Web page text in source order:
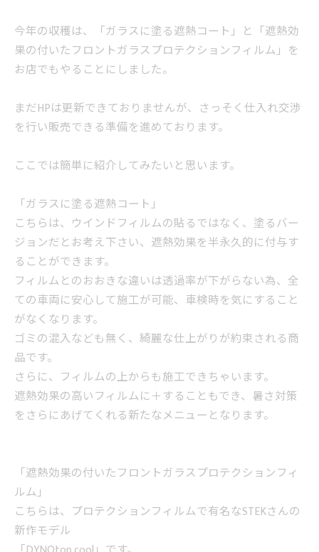
今年の収穫は、「ガラスに塗る遮熱コート」と「遮熱効
果の付いたフロントガラスプロテクションフィルム」を
お店でもやることにしました。
まだHPは更新できておりませんが、さっそく仕入れ交渉
を行い販売できる準備を進めております。
ここでは簡単に紹介してみたいと思います。
「ガラスに塗る遮熱コート」
こちらは、ウインドフィルムの貼るではなく、塗るバー
ジョンだとお考え下さい、遮熱効果を半永久的に付与す
ることができます。
フィルムとのおおきな違いは透過率が下がらない為、全
ての車両に安心して施工が可能、車検時を気にすること
がなくなります。
ゴミの混入なども無く、綺麗な仕上がりが約束される商
品です。
さらに、フィルムの上からも施工できちゃいます。
遮熱効果の高いフィルムに＋することもでき、暑さ対策
をさらにあげてくれる新たなメニューとなります。
「遮熱効果の付いたフロントガラスプロテクションフィ
ルム」
こちらは、プロテクションフィルムで有名なSTEKさんの
新作モデル